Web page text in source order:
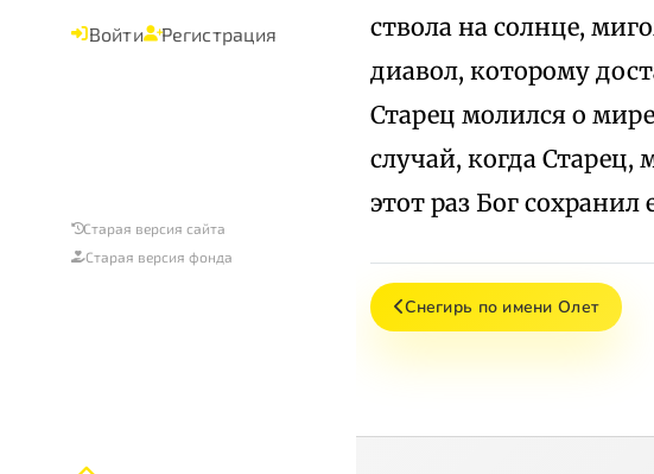
Войти Регистрация
Старая версия сайта
Старая версия фонда
ствола на солнце,
диавол, которому
Старец молился о
случай, когда Старец,
этот раз Бог сохранил
Снегирь по имени Олет